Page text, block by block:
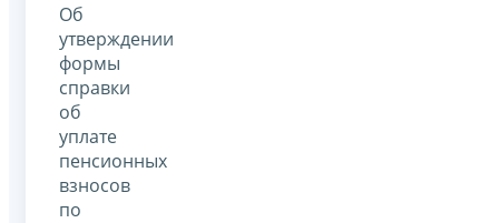
Об
утверждении
формы
справки
об
уплате
пенсионных
взносов
по